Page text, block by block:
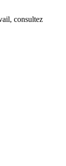
, consultez